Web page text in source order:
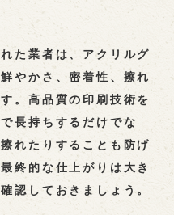
た業者は、アクリルグ
やかさ、密着性、擦れ
。高品質の印刷技術を
長持ちするだけでな
れたりすることも防げ
終的な仕上がりは大き
認しておきましょう。